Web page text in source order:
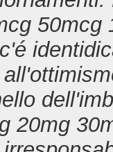
20mg